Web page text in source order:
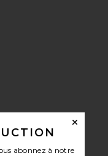
GLOW
abonnez à notre